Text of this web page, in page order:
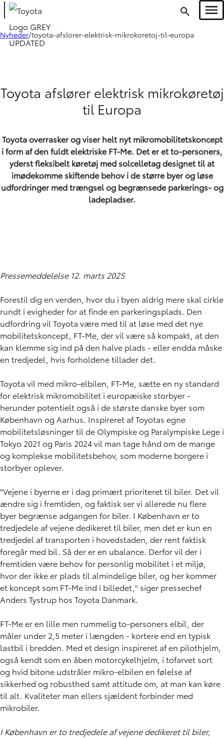
Nyheder toyota-afslorer-elektrisk-mikrokoretoj-til-europa
Toyota afslører elektrisk mikrokøretøj
til Europa
Toyota overrasker og viser helt nyt mikromobilitetskoncept
i form af den fuldt elektriske FT-Me. Det er et to-personers,
yderst fleksibelt køretøj med solcelletag designet til at
imødekomme skiftende behov i de større byer og løse
udfordringer med trængsel og begrænsede parkerings- og
ladepladser.
Pressemeddelelse 12. marts 2025
Forestil dig en verden, hvor du i byen aldrig mere skal cirkle
rundt i evigheder for at finde en parkeringsplads. Den
udfordring vil Toyota være med til at løse med det nye
mobilitetskoncept, FT-Me, der vil være så kompakt, at den
kan klemme sig ind på den halve plads - eller endda måske
en tredjedel, hvis forholdene tillader det.
Toyota vil med mikro-elbilen, FT-Me, sætte en ny standard
for elektrisk mikromobilitet i europæiske storbyer -
herunder potentielt også i de største danske byer som
København og Aarhus. Inspireret af Toyotas egne
mobilitetsløsninger til de Olympiske og Paralympiske Lege i
Tokyo 2021 og Paris 2024 vil man tage hånd om de mange
og komplekse mobilitetsbehov, som moderne borgere i
storbyer oplever.
"Vejene i byerne er i dag primært prioriteret til biler. Det vil
ændre sig i fremtiden, og faktisk ser vi allerede nu flere
byer begrænse adgangen for biler. I København er to
tredjedele af vejene dedikeret til biler, men det er kun en
tredjedel af transporten i hovedstaden, der rent faktisk
foregår med bil. Så der er en ubalance. Derfor vil der i
fremtiden være behov for personlig mobilitet i et miljø,
hvor der ikke er plads til almindelige biler, og her kommer
et koncept som FT-Me ind i billedet," siger pressechef
Anders Tystrup hos Toyota Danmark.
FT-Me er en lille men rummelig to-personers elbil, der
måler under 2,5 meter i længden - kortere end en typisk
lastbil i bredden. Med et design inspireret af en pilothjelm,
også kendt som en åben motorcykelhjelm, i tofarvet sort
og hvid bitone udstråler mikro-elbilen en følelse af
sikkerhed og robusthed samt attitude om, at man kan køre
til alt. Kvaliteter man ellers sjældent forbinder med
mikrobiler.
I København er to tredjedele af vejene dedikeret til biler,